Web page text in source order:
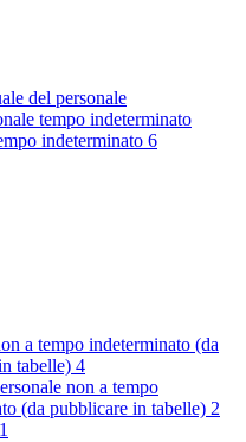
del personale
tempo indeterminato
indeterminato 6
a tempo indeterminato (da
tabelle) 4
non a tempo
(da pubblicare in tabelle) 2